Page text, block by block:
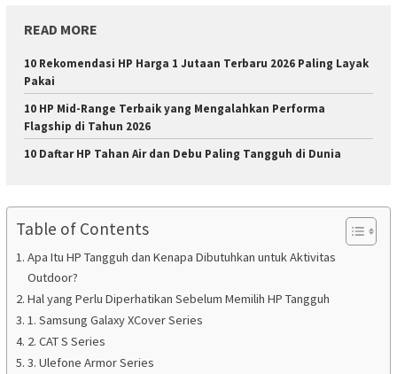
READ MORE
10 Rekomendasi HP Harga 1 Jutaan Terbaru 2026 Paling Layak
Pakai
10 HP Mid-Range Terbaik yang Mengalahkan Performa
Flagship di Tahun 2026
10 Daftar HP Tahan Air dan Debu Paling Tangguh di Dunia
Table of Contents
Apa Itu HP Tangguh dan Kenapa Dibutuhkan untuk Aktivitas
Outdoor?
Hal yang Perlu Diperhatikan Sebelum Memilih HP Tangguh
1. Samsung Galaxy XCover Series
2. CAT S Series
3. Ulefone Armor Series